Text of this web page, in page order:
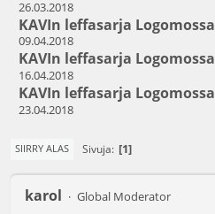
26.03.2018
KAVIn leffasarja Logomossa
09.04.2018
KAVIn leffasarja Logomossa
16.04.2018
KAVIn leffasarja Logomossa
23.04.2018
SIIRRY ALAS Sivuja 1
karol Global Moderator